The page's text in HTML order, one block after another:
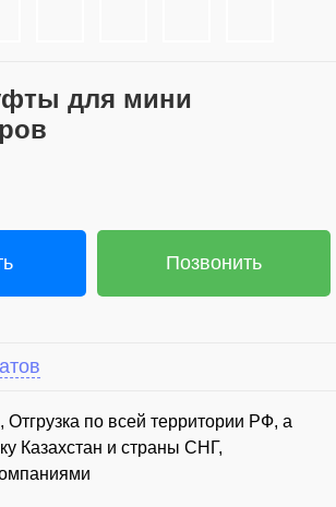
для мини
Позвонить
Отгрузка по всей территории РФ, а
Казахстан и страны СНГ,